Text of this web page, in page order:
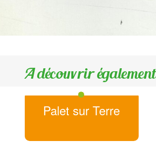
A découvrir également
Palet sur Terre